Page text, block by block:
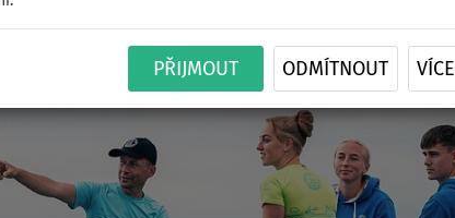
PŘIJMOUT ODMÍTNOUT VÍCE
čluny